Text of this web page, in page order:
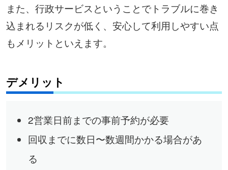
また、行政サービスということでトラブルに巻き
込まれるリスクが低く、安心して利用しやすい点
もメリットといえます。
デメリット
2営業日前までの事前予約が必要
回収までに数日〜数週間かかる場合があ
る